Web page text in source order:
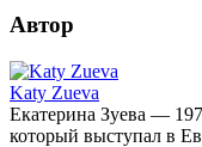
Автор
Katy Zueva
Екатерина Зуева —
который выступал в